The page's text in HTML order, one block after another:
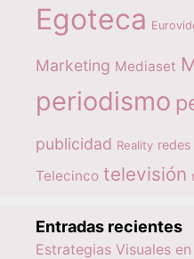
Egoteca
Marketing Mediaset
periodismo
publicidad Reality
Telecinco televisión
Entradas recientes
Estrategias Visuales